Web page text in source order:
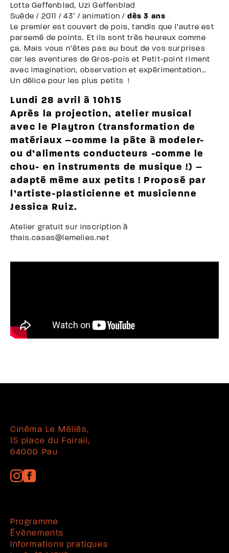
Lotta Geffenblad, Uzi Geffenblad
Suède / 2011 / 43′ / animation / dès 3 ans
Le premier est couvert de pois, tandis que l’autre est
parsemé de points. Et ils sont très heureux comme
ça. Mais vous n’êtes pas au bout de vos surprises
car les aventures de Gros-pois et Petit-point riment
avec imagination, observation et expérimentation…
Un délice pour les plus petits !
Lundi 28 avril à 10h15
Après la projection, atelier musical
avec le Playtron (transformation de
matériaux –comme la pâte à modeler-
ou d’aliments conducteurs -comme le
chou- en instruments de musique !) –
adapté même aux petits ! Proposé par
l’artiste-plasticienne et musicienne
Jessica Ruiz.
Atelier gratuit sur inscription à
thais.casas@lemelies.net
Cinéma Le Méliès,
15 place du Foirail,
64000 Pau
Programme
Évènements
Informations pratiques